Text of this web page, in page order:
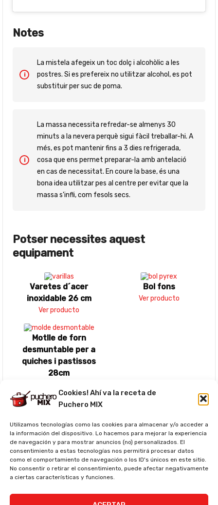
Cookies! Ahí va la receta de
Puchero MIX
Utilizamos tecnologías como las cookies para almacenar y/o acceder a
la información del dispositivo. Lo hacemos para mejorar la experiencia
de navegación y para mostrar anuncios (no) personalizados. El
consentimiento a estas tecnologías nos permitirá procesar datos
como el comportamiento de navegación o los ID's únicos en este sitio.
No consentir o retirar el consentimiento, puede afectar negativamente
a ciertas características y funciones.
Notes
La mistela afegeix un toc dolç i alcohòlic a les
postres. Si es prefereix no utilitzar alcohol, es pot
substituir per suc de poma.
La massa necessita refredar-se almenys 30
minuts a la nevera perquè sigui fàcil treballar-hi. A
més, es pot mantenir fins a 3 dies refrigerada,
cosa que ens permet preparar-la amb antelació
en cas de necessitat. En coure la base, és una
bona idea utilitzar pes al centre per evitar que la
massa s'infli, com fesols secs.
Potser necessites aquest
equipament
Varetes d´acer
inoxidable 26 cm
Ver producto
Bol fons
Ver producto
Motlle de forn
desmuntable per a
quiches i pastissos
28cm
Serving Size:
162g
Total number of serves:
Calories:
528kcal
Fat: